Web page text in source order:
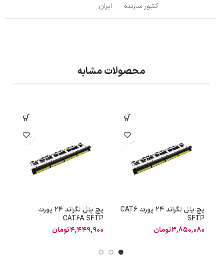
کشور سازنده ایران
محصولات مشابه
پچ پنل لگراند 24 پورت CAT6
SFTP
3,850,080تومان
پچ پنل لگراند 24 پورت
CAT6A SFTP
4,449,900تومان